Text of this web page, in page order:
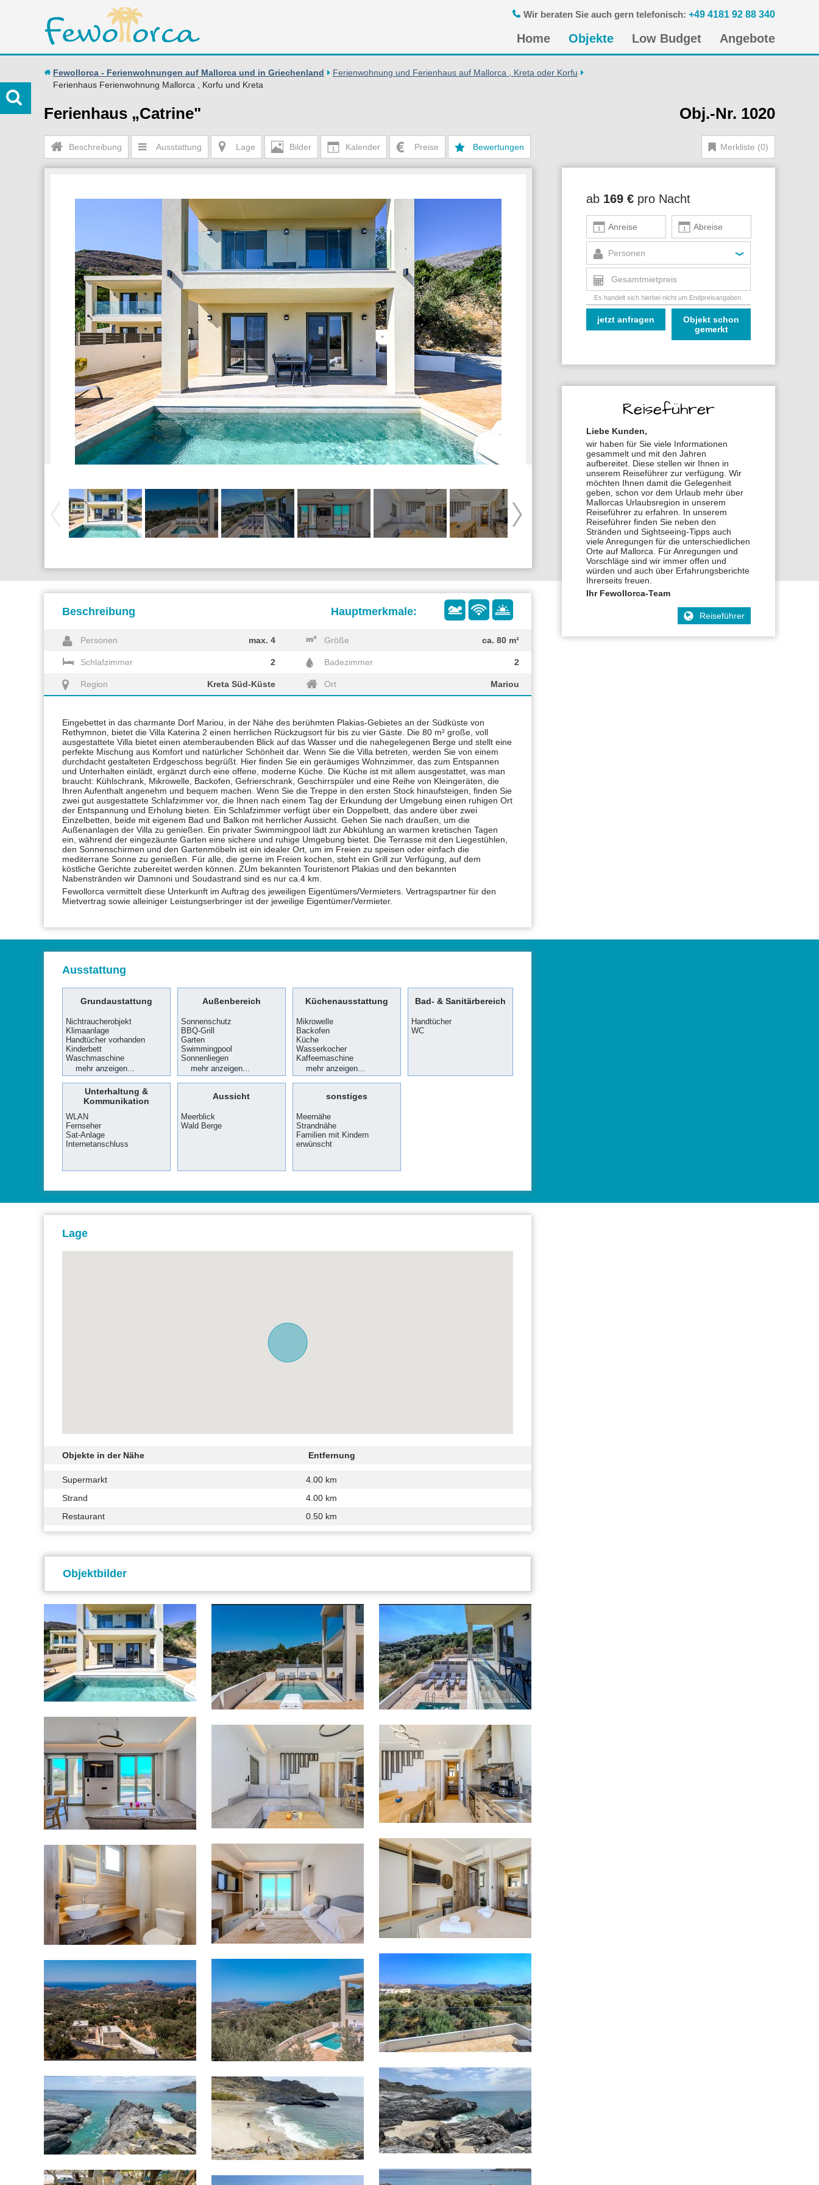
Wir beraten Sie auch gern telefonisch: +49 4181 92 88 340
überspringen
Home Objekte Low Budget Angebote
Fewollorca - Ferienwohnungen auf Mallorca und in Griechenland
Ferienwohnung und Ferienhaus auf Mallorca , Kreta oder Korfu
Ferienhaus Ferienwohnung Mallorca , Korfu und Kreta
Ferienhaus „Catrine" Obj.-Nr. 1020
Beschreibung Ausstattung Lage Bilder Kalender Preise Bewertungen Merkliste (0)
ab 169 € pro Nacht
Personen
Gesamtmietpreis
Es handelt sich hierbei nicht um Endpreisangaben.
jetzt anfragen
Objekt schon
gemerkt
Reiseführer
Liebe Kunden,
wir haben für Sie viele Informationen
gesammelt und mit den Jahren
aufbereitet. Diese stellen wir Ihnen in
unserem Reiseführer zur verfügung. Wir
möchten Ihnen damit die Gelegenheit
geben, schon vor dem Urlaub mehr über
Mallorcas Urlaubsregion in unserem
Reiseführer zu erfahren. In unserem
Reiseführer finden Sie neben den
Stränden und Sightseeing-Tipps auch
viele Anregungen für die unterschiedlichen
Orte auf Mallorca. Für Anregungen und
Vorschläge sind wir immer offen und
würden und auch über Erfahrungsberichte
Ihrerseits freuen.
Ihr Fewollorca-Team
Reiseführer
Beschreibung
Personen max. 4 Größe ca. 80 m²
Schlafzimmer 2 Badezimmer 2
Region Kreta Süd-Küste Ort Mariou
Eingebettet in das charmante Dorf Mariou, in der Nähe des berühmten Plakias-Gebietes an der Südküste von
Rethymnon, bietet die Villa Katerina 2 einen herrlichen Rückzugsort für bis zu vier Gäste. Die 80 m² große, voll
ausgestattete Villa bietet einen atemberaubenden Blick auf das Wasser und die nahegelegenen Berge und stellt eine
perfekte Mischung aus Komfort und natürlicher Schönheit dar. Wenn Sie die Villa betreten, werden Sie von einem
durchdacht gestalteten Erdgeschoss begrüßt. Hier finden Sie ein geräumiges Wohnzimmer, das zum Entspannen
und Unterhalten einlädt, ergänzt durch eine offene, moderne Küche. Die Küche ist mit allem ausgestattet, was man
braucht: Kühlschrank, Mikrowelle, Backofen, Gefrierschrank, Geschirrspüler und eine Reihe von Kleingeräten, die
Ihren Aufenthalt angenehm und bequem machen. Wenn Sie die Treppe in den ersten Stock hinaufsteigen, finden Sie
zwei gut ausgestattete Schlafzimmer vor, die Ihnen nach einem Tag der Erkundung der Umgebung einen ruhigen Ort
der Entspannung und Erholung bieten. Ein Schlafzimmer verfügt über ein Doppelbett, das andere über zwei
Einzelbetten, beide mit eigenem Bad und Balkon mit herrlicher Aussicht. Gehen Sie nach draußen, um die
Außenanlagen der Villa zu genießen. Ein privater Swimmingpool lädt zur Abkühlung an warmen kretischen Tagen
ein, während der eingezäunte Garten eine sichere und ruhige Umgebung bietet. Die Terrasse mit den Liegestühlen,
den Sonnenschirmen und den Gartenmöbeln ist ein idealer Ort, um im Freien zu speisen oder einfach die
mediterrane Sonne zu genießen. Für alle, die gerne im Freien kochen, steht ein Grill zur Verfügung, auf dem
köstliche Gerichte zubereitet werden können. ZUm bekannten Touristenort Plakias und den bekannten
Nabenstränden wir Damnoni und Soudastrand sind es nur ca.4 km.
Fewollorca vermittelt diese Unterkunft im Auftrag des jeweiligen Eigentümers/Vermieters. Vertragspartner für den
Mietvertrag sowie alleiniger Leistungserbringer ist der jeweilige Eigentümer/Vermieter.
Ausstattung
Grundaustattung
Nichtraucherobjekt
Klimaanlage
Handtücher vorhanden
Kinderbett
Waschmaschine
Wäscheständer
Bettwäsche vorhanden
Bügelset
mehr anzeigen...
Außenbereich
Sonnenschutz
BBQ-Grill
Garten
Swimmingpool
Sonnenliegen
Aussenmobiliar
Balkon / Terasse
mehr anzeigen...
Küchenausstattung
Mikrowelle
Backofen
Küche
Wasserkocher
Kaffeemaschine
Geschirrspülmaschine
Geschirrhandtücher
Toaster
mehr anzeigen...
Bad- & Sanitärbereich
Handtücher
WC
Unterhaltung &
Kommunikation
WLAN
Fernseher
Sat-Anlage
Internetanschluss
Aussicht
Meerblick
Wald Berge
sonstiges
Meernähe
Strandnähe
Familien mit Kindern
erwünscht
Lage
Objekte in der Nähe Entfernung
Supermarkt
4.00 km
Strand
4.00 km
Restaurant
0.50 km
Objektbilder